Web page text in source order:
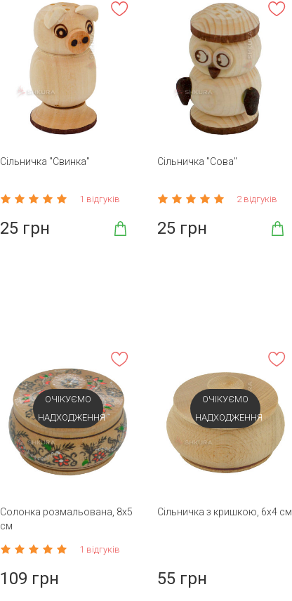
Сільничка "Свинка"
1 відгуків
25 грн
Сільничка "Сова"
2 відгуків
25 грн
ОЧІКУЄМО
НАДХОДЖЕННЯ
Солонка розмальована, 8х5
см
1 відгуків
109 грн
ОЧІКУЄМО
НАДХОДЖЕННЯ
Сільничка з кришкою, 6х4 см
55 грн